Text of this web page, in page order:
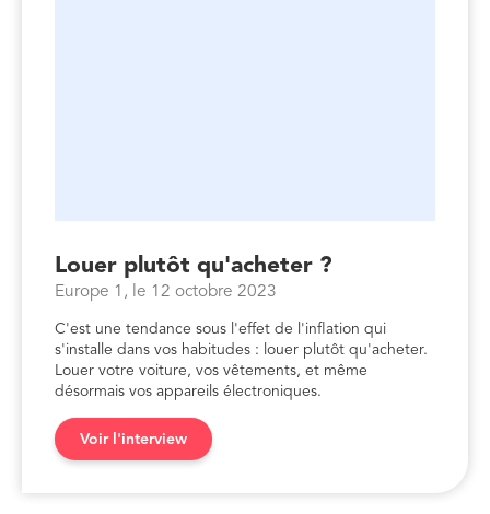
Louer plutôt qu'acheter ?
Europe 1, le 12 octobre 2023
C'est une tendance sous l'effet de l'inflation qui
s'installe dans vos habitudes : louer plutôt qu'acheter.
Louer votre voiture, vos vêtements, et même
désormais vos appareils électroniques.
Voir l'interview